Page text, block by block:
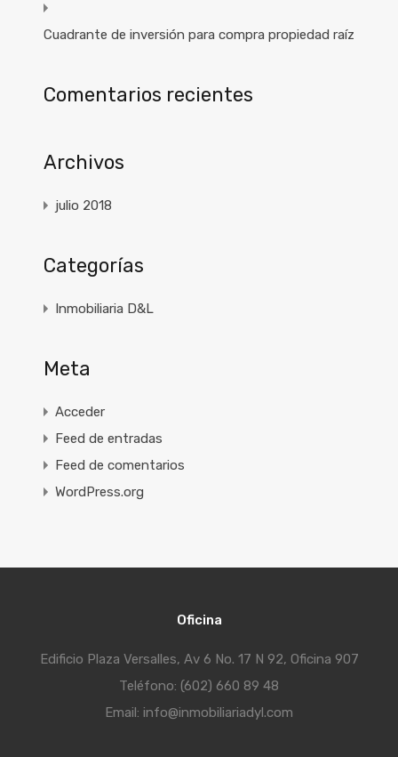
Cuadrante de inversión para compra propiedad raíz
Comentarios recientes
Archivos
julio 2018
Categorías
Inmobiliaria D&L
Meta
Acceder
Feed de entradas
Feed de comentarios
WordPress.org
Oficina
Edificio Plaza Versalles, Av 6 No. 17 N 92, Oficina 907
Teléfono: (602) 660 89 48
Email: info@inmobiliariadyl.com